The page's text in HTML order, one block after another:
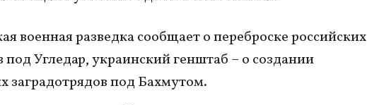
военная разведка сообщает о переброске российских
под Угледар, украинский генштаб – о создании
заградотрядов под Бахмутом.